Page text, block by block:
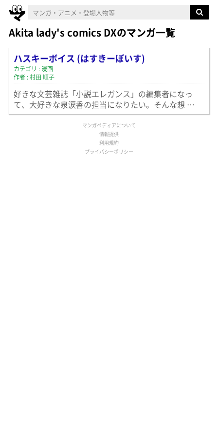
Akita lady's comics DXのマンガ一覧
ハスキーボイス (はすきーぼいす)
カテゴリ : 漫画
作者 : 村田 順子
好きな文芸雑誌「小説エレガンス」の編集者になっ
て、大好きな泉涙香の担当になりたい。そんな想 …
マンガペディアについて
情報提供
利用規約
プライバシーポリシー